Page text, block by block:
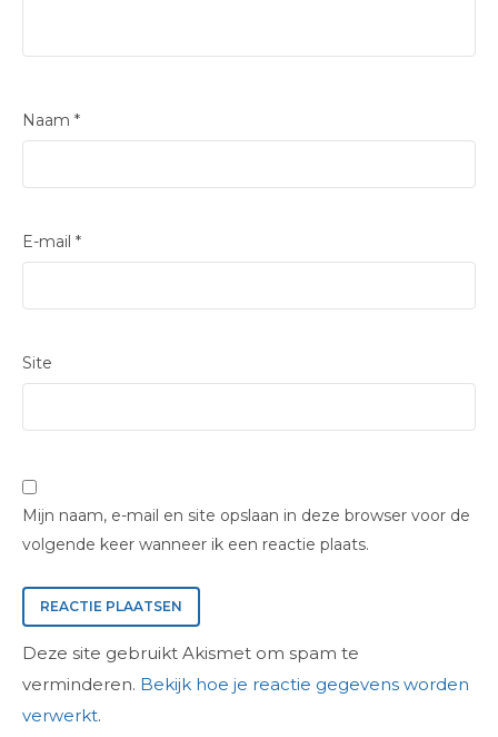
Naam *
E-mail *
Site
Mijn naam, e-mail en site opslaan in deze browser voor de
volgende keer wanneer ik een reactie plaats.
Deze site gebruikt Akismet om spam te
verminderen. Bekijk hoe je reactie gegevens worden
verwerkt.